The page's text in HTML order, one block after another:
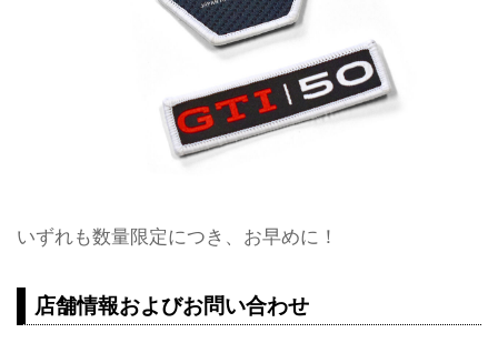
いずれも数量限定につき、お早めに！
店舗情報およびお問い合わせ